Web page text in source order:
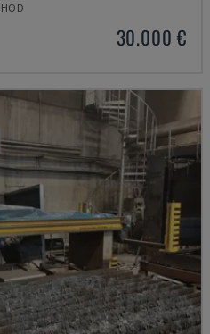
30.000 €